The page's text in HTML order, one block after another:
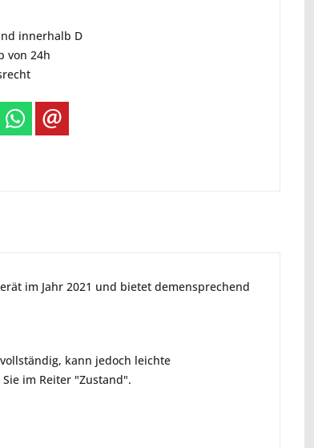
innerhalb D
von 24h
im Jahr 2021 und bietet demensprechend
kann jedoch leichte
im Reiter "Zustand".